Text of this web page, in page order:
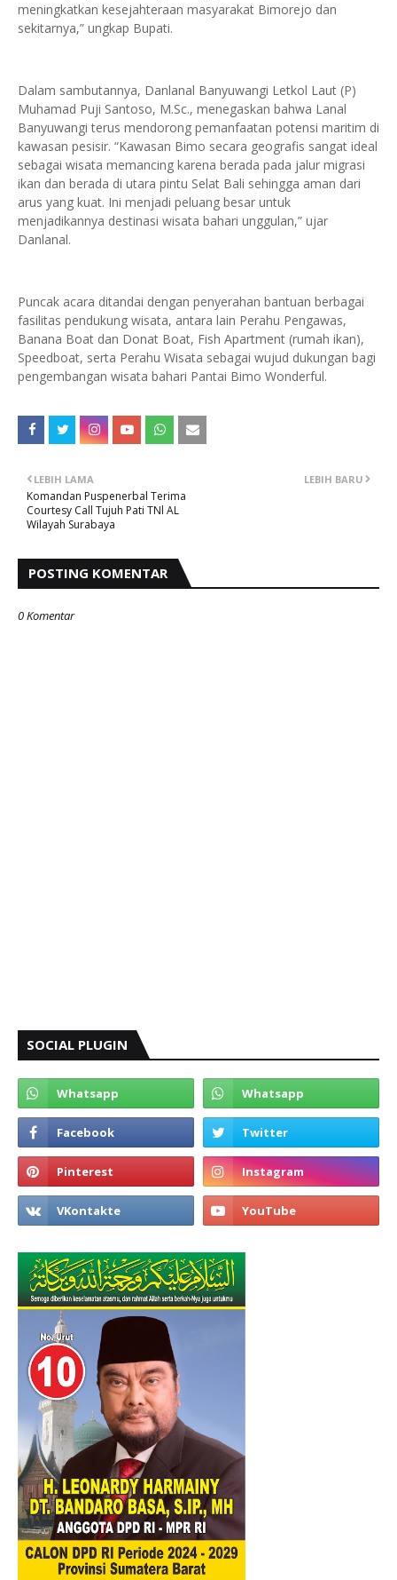
meningkatkan kesejahteraan masyarakat Bimorejo dan
sekitarnya,” ungkap Bupati.
Dalam sambutannya, Danlanal Banyuwangi Letkol Laut (P)
Muhamad Puji Santoso, M.Sc., menegaskan bahwa Lanal
Banyuwangi terus mendorong pemanfaatan potensi maritim di
kawasan pesisir. “Kawasan Bimo secara geografis sangat ideal
sebagai wisata memancing karena berada pada jalur migrasi
ikan dan berada di utara pintu Selat Bali sehingga aman dari
arus yang kuat. Ini menjadi peluang besar untuk
menjadikannya destinasi wisata bahari unggulan,” ujar
Danlanal.
Puncak acara ditandai dengan penyerahan bantuan berbagai
fasilitas pendukung wisata, antara lain Perahu Pengawas,
Banana Boat dan Donat Boat, Fish Apartment (rumah ikan),
Speedboat, serta Perahu Wisata sebagai wujud dukungan bagi
pengembangan wisata bahari Pantai Bimo Wonderful.
LEBIH BARU
LEBIH LAMA
Komandan Puspenerbal Terima
Courtesy Call Tujuh Pati TNl AL
Wilayah Surabaya
POSTING KOMENTAR
0 Komentar
SOCIAL PLUGIN